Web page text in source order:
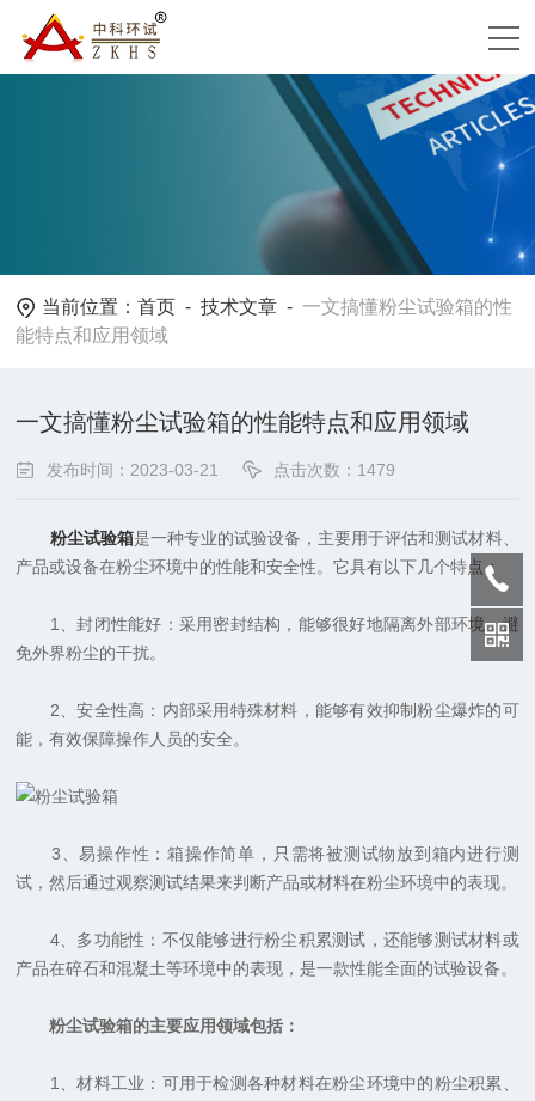
当前位置：首页 -技术文章 - 一文搞懂粉尘试验箱的性
能特点和应用领域
一文搞懂粉尘试验箱的性能特点和应用领域
发布时间：2023-03-21 点击次数：1479
粉尘试验箱是一种专业的试验设备，主要用于评估和测试材料、
产品或设备在粉尘环境中的性能和安全性。它具有以下几个特点：
1、封闭性能好：采用密封结构，能够很好地隔离外部环境，避
免外界粉尘的干扰。
2、安全性高：内部采用特殊材料，能够有效抑制粉尘爆炸的可
能，有效保障操作人员的安全。
3、易操作性：箱操作简单，只需将被测试物放到箱内进行测
试，然后通过观察测试结果来判断产品或材料在粉尘环境中的表现。
4、多功能性：不仅能够进行粉尘积累测试，还能够测试材料或
产品在碎石和混凝土等环境中的表现，是一款性能全面的试验设备。
粉尘试验箱的主要应用领域包括：
1、材料工业：可用于检测各种材料在粉尘环境中的粉尘积累、